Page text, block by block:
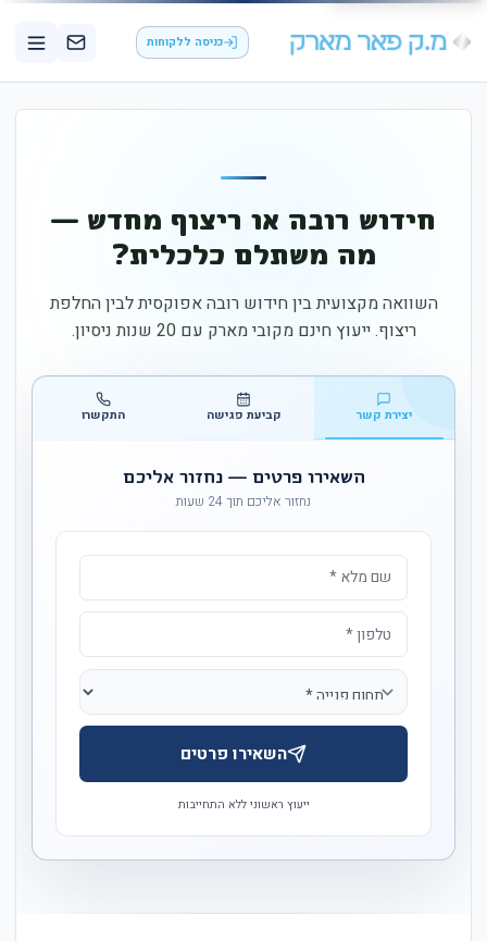
כניסה ללקוחות
חידוש רובה או ריצוף מחדש —
מה משתלם כלכלית?
השוואה מקצועית בין חידוש רובה אפוקסית לבין החלפת
ריצוף. ייעוץ חינם מקובי מארק עם 20 שנות ניסיון.
יצירת קשר קביעת פגישה התקשרו
השאירו פרטים — נחזור אליכם
נחזור אליכם תוך 24 שעות
השאירו פרטים
ייעוץ ראשוני ללא התחייבות